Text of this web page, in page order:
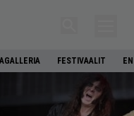
FESTIVAALIT